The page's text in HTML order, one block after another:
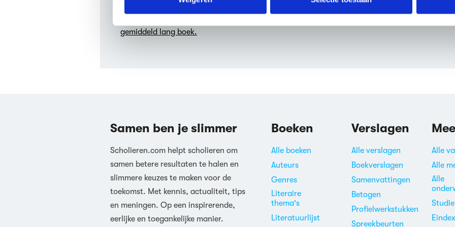
gemiddeld lang boek.
Samen ben je slimmer
Scholieren.com helpt scholieren om
samen betere resultaten te halen en
slimmere keuzes te maken voor de
toekomst. Met kennis, actualiteit, tips
en meningen. Op een inspirerende,
eerlijke en toegankelijke manier.
Boeken
Alle boeken
Auteurs
Genres
Literaire
thema's
Literatuurlijst
Verslagen
Alle verslagen
Boekverslagen
Samenvattingen
Betogen
Profielwerkstukken
Spreekbeurten
Alle
Alle
Alle